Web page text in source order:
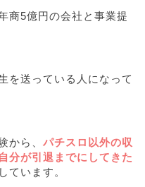
商5億円の会社と事業提
を送っている人になって
から、 パチスロ以外の収
分が引退までにしてきた
ています。